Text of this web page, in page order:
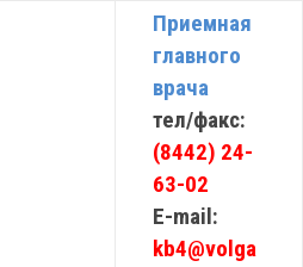
Приемная
главного
врача
тел/факс:
(8442) 24-
63-02
E-mail:
kb4@volga